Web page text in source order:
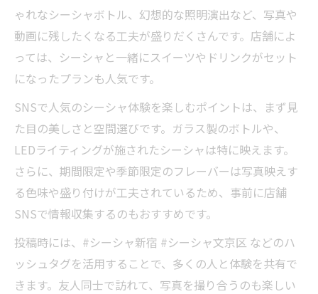
は
ゃれなシーシャボトル、幻想的な照明演出など、写真や
動画に残したくなる工夫が盛りだくさんです。店舗によ
っては、シーシャと一緒にスイーツやドリンクがセット
になったプランも人気です。
SNSで人気のシーシャ体験を楽しむポイントは、まず見
た目の美しさと空間選びです。ガラス製のボトルや、
LEDライティングが施されたシーシャは特に映えます。
さらに、期間限定や季節限定のフレーバーは写真映えす
る色味や盛り付けが工夫されているため、事前に店舗
SNSで情報収集するのもおすすめです。
投稿時には、#シーシャ新宿 #シーシャ文京区 などのハ
ッシュタグを活用することで、多くの人と体験を共有で
きます。友人同士で訪れて、写真を撮り合うのも楽しい